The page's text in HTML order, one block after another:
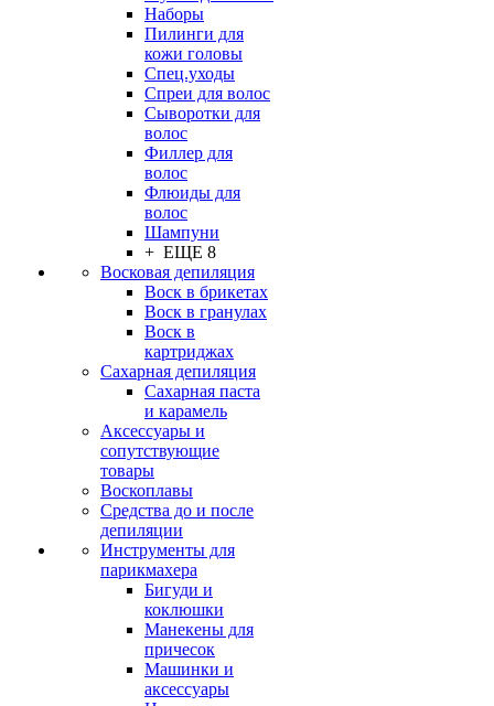
Наборы
Пилинги для
кожи головы
Спец.уходы
Спреи для волос
Сыворотки для
волос
Филлер для
волос
Флюиды для
волос
Шампуни
+ ЕЩЕ 8
Восковая депиляция
Воск в брикетах
Воск в гранулах
Воск в
картриджах
Сахарная депиляция
Сахарная паста
и карамель
Аксессуары и
сопутствующие
товары
Воскоплавы
Средства до и после
депиляции
Инструменты для
парикмахера
Бигуди и
коклюшки
Манекены для
причесок
Машинки и
аксессуары